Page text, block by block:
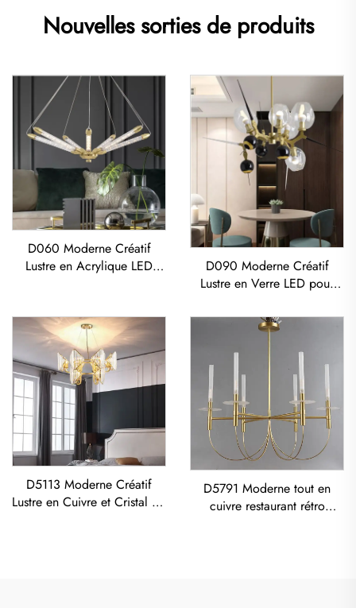
Nouvelles sorties de produits
D060 Moderne Créatif
Lustre en Acrylique LED
D090 Moderne Créatif
Lustre en Verre LED pour
Chambre
D5113 Moderne Créatif
Lustre en Cuivre et Cristal K9
D5791 Moderne tout en
cuivre restaurant rétro